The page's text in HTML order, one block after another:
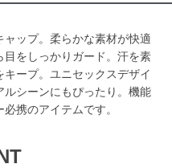
ップ。柔らかな素材が快適
をしっかりガード。汗を素
ープ。ユニセックスデザイ
ルシーンにもぴったり。機能
携のアイテムです。